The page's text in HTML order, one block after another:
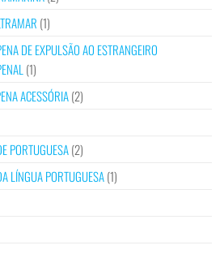
(1)
DE EXPULSÃO AO ESTRANGEIRO
(1)
ACESSÓRIA(2)
PORTUGUESA(2)
LÍNGUA PORTUGUESA(1)